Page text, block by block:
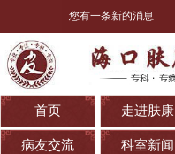
您有一条新的消息
首页 走进肤康
病友交流 科室新闻